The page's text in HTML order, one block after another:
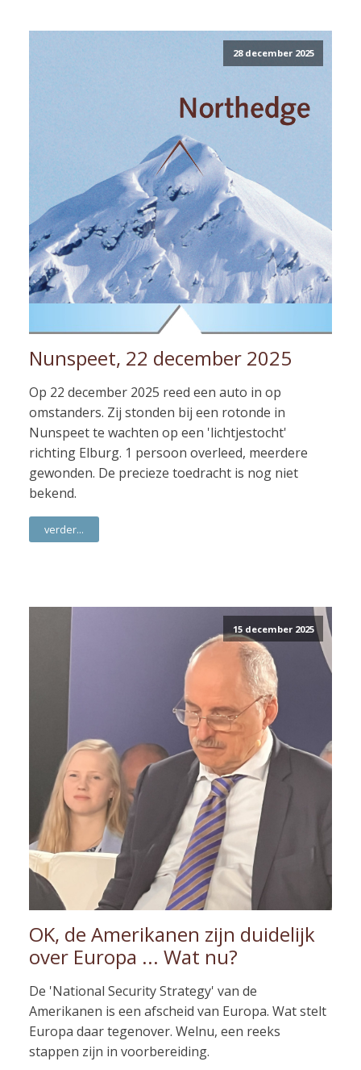
28 december 2025
Nunspeet, 22 december 2025
Op 22 december 2025 reed een auto in op
omstanders. Zij stonden bij een rotonde in
Nunspeet te wachten op een 'lichtjestocht'
richting Elburg. 1 persoon overleed, meerdere
gewonden. De precieze toedracht is nog niet
bekend.
verder...
15 december 2025
OK, de Amerikanen zijn duidelijk
over Europa ... Wat nu?
De 'National Security Strategy' van de
Amerikanen is een afscheid van Europa. Wat stelt
Europa daar tegenover. Welnu, een reeks
stappen zijn in voorbereiding.